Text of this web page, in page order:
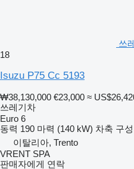
쓰
18
Isuzu P75 Cc 5193
₩38,130,000 €23,000 ≈
쓰레기차
Euro 6
동력 190 마력 (140 kW) 차축 구성
이탈리아, Trento
VRENT SPA
판매자에게 연락